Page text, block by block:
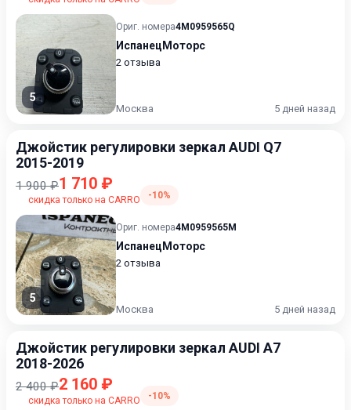
5
Ориг. номера4M0959565Q
ИспанецМоторс
2 отзыва
Москва 5 дней назад
Джойстик регулировки зеркал AUDI Q7
2015-2019
1 900 ₽1 710 ₽
скидка только на CARRO -10%
5
Ориг. номера4M0959565M
ИспанецМоторс
2 отзыва
Москва 5 дней назад
Джойстик регулировки зеркал AUDI A7
2018-2026
2 400 ₽2 160 ₽
скидка только на CARRO -10%